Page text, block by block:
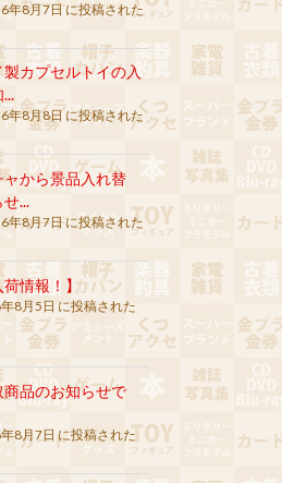
年8月7日 に投稿された
カプセルトイの入
年8月8日 に投稿された
から景品入れ替
...
年8月7日 に投稿された
情報！】
8月5日 に投稿された
品のお知らせで
8月7日 に投稿された